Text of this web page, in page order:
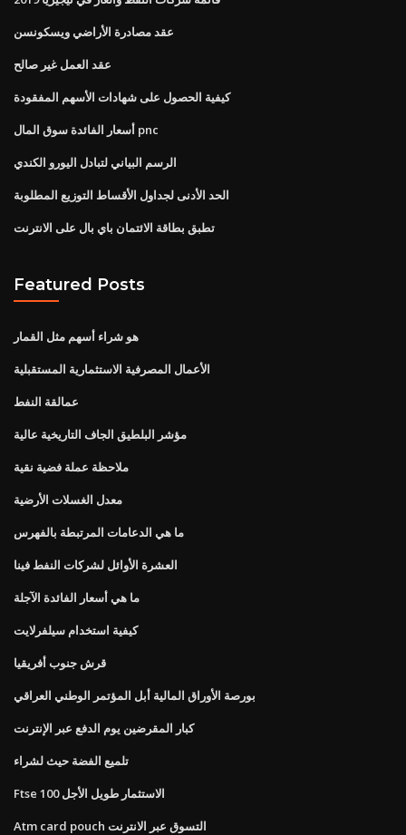
عقد مصادرة الأراضي ويسكونسن
عقد العمل غير صالح
كيفية الحصول على شهادات الأسهم المفقودة
أسعار الفائدة سوق المال pnc
الرسم البياني لتبادل اليورو الكندي
الحد الأدنى لجداول الأقساط التوزيع المطلوبة
تطبق بطاقة الائتمان باي بال على الانترنت
Featured Posts
هو شراء أسهم مثل القمار
الأعمال المصرفية الاستثمارية المستقبلية
عمالقة النفط
مؤشر البلطيق الجاف التاريخية عالية
ملاحظة عملة فضية نقية
معدل الغسلات الأرضية
ما هي الدعامات المرتبطة بالفهرس
العشرة الأوائل لشركات النفط فينا
ما هي أسعار الفائدة الآجلة
كيفية استخدام سيلفرلايت
قرش جنوب أفريقيا
بورصة الأوراق المالية أبل المؤتمر الوطني العراقي
كبار المقرضين يوم الدفع عبر الإنترنت
تلميع الفضة حيث لشراء
Ftse 100 الاستثمار طويل الأجل
Atm card pouch التسوق عبر الانترنت